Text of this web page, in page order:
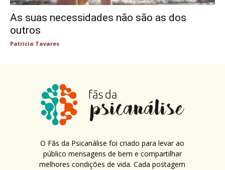
As suas necessidades não são as dos
outros
Patricia Tavares
O Fãs da Psicanálise foi criado para levar ao
público mensagens de bem e compartilhar
melhores condições de vida. Cada postagem